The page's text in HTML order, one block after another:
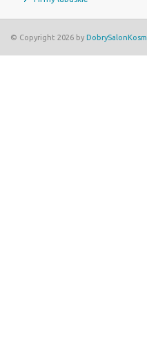
© Copyright 2026 by